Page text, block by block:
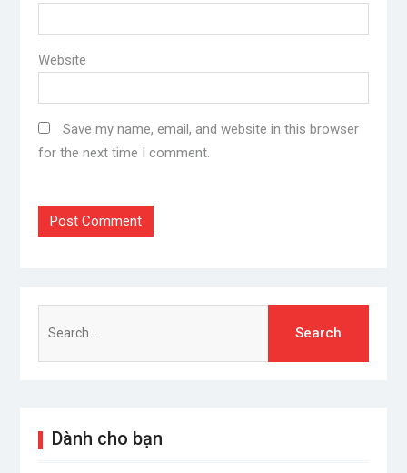
Website
Save my name, email, and website in this browser
for the next time I comment.
for:
Dành cho bạn